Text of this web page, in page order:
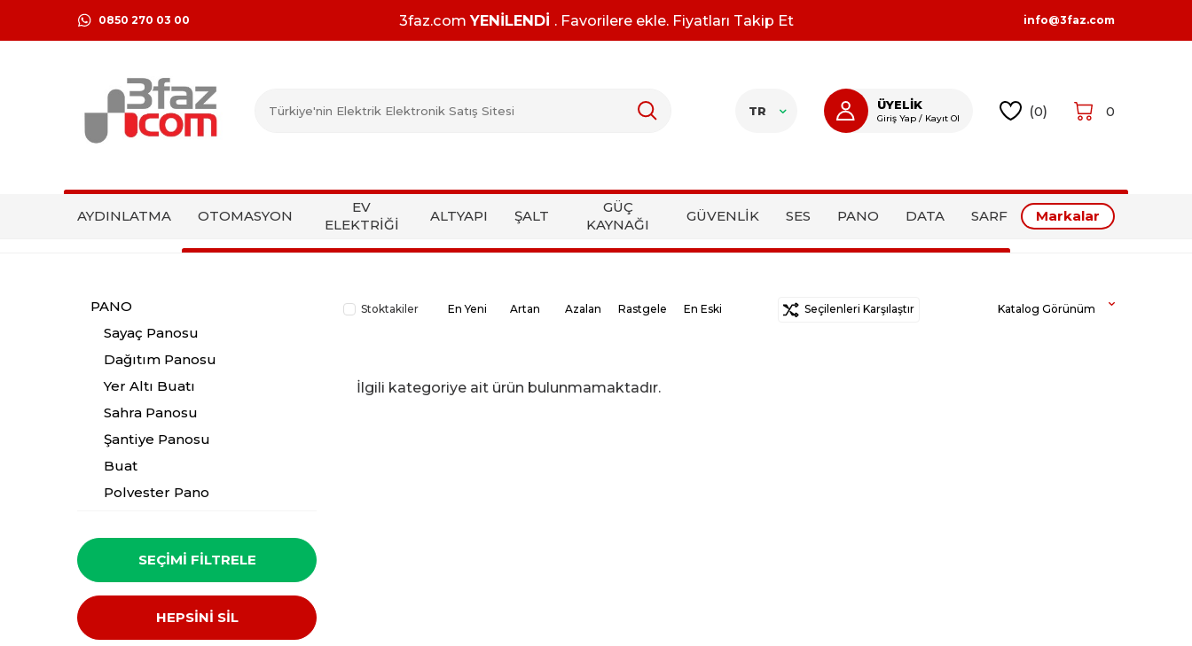
0850 270 03 00 3faz.comYENİLENDİ . Favorilere ekle. Fiyatları Takip Et info@3faz.com
TR ÜYELİK
Giriş Yap / Kayıt Ol (0) 0
AYDINLATMA OTOMASYON
EV
ELEKTRİĞİ
ALTYAPI ŞALT
GÜÇ
KAYNAĞI
GÜVENLİK SES PANO DATA SARF Markalar
PANO
Sayaç Panosu
Dağıtım Panosu
Yer Altı Buatı
Sahra Panosu
Şantiye Panosu
Buat
Polyester Pano
SEÇIMI FILTRELE
HEPSİNİ SİL
Stoktakiler En Yeni Artan Azalan Rastgele En Eski Seçilenleri Karşılaştır Katalog Görünüm
İlgili kategoriye ait ürün bulunmamaktadır.